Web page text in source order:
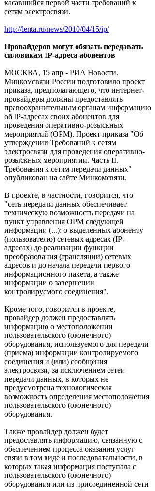
касавшийся первой части требований к
сетям электросвязи.
http://lenta.ru/news/2010/04/15/ip/
Провайдеров могут обязать передавать
силовикам IP-адреса абонентов
МОСКВА, 15 апр - РИА Новости.
Минкомсвязи России подготовило проект
приказа, предполагающего, что интернет-
провайдеры должны предоставлять
правоохранительным органам информацию
об IP-адресах своих абонентов для
проведения оперативно-розыскных
мероприятий (ОРМ). Проект приказа "Об
утверждении Требований к сетям
электросвязи для проведения оперативно-
розыскных мероприятий. Часть II.
Требования к сетям передачи данных"
опубликован на сайте Минкомсвязи.
В проекте, в частности, говорится, что
"сеть передачи данных обеспечивает
техническую возможность передачи на
пункт управления ОРМ следующей
информации (...): о выделенных абоненту
(пользователю) сетевых адресах (IP-
адресах) до реализации функции
преобразования (трансляции) сетевых
адресов и до начала передачи первого
информационного пакета, а также
информации о завершении
контролируемого соединения".
Кроме того, говорится в проекте,
провайдер должен предоставлять
информацию о местоположении
пользовательского (оконечного)
оборудования, используемого для передачи
(приема) информации контролируемого
соединения и (или) сообщения
электросвязи, за исключением сетей
передачи данных, в которых не
предусмотрена технологическая
возможность определения местоположения
пользовательского (оконечного)
оборудования.
Также провайдер должен будет
предоставлять информацию, связанную с
обеспечением процесса оказания услуг
связи в том виде и последовательности, в
которых такая информация поступала с
пользовательского (оконечного)
оборудования или из присоединенной сети